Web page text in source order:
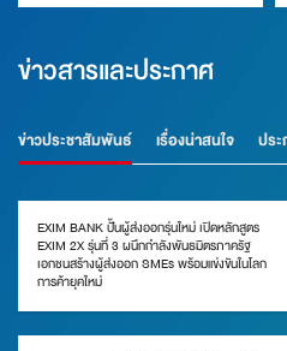
ข่าวสารและประกาศ
ข่าวประชาสัมพันธ์ เรื่องน่าสนใจ ปร
EXIM BANK ปั้นผู้ส่งออกรุ่นใหม่ เปิดหลักสูตร
EXIM 2X รุ่นที่ 3 ผนึกกำลังพันธมิตรภาครัฐ
เอกชนสร้างผู้ส่งออก SMEs พร้อมแข่งขันในโลก
การค้ายุคใหม่